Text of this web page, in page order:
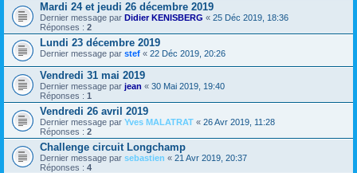
Mardi 24 et jeudi 26 décembre 2019
Dernier message par Didier KENISBERG « 25 Déc 2019, 18:36
Réponses : 2
Lundi 23 décembre 2019
Dernier message par stef « 22 Déc 2019, 20:26
Vendredi 31 mai 2019
Dernier message par jean « 30 Mai 2019, 19:40
Réponses : 1
Vendredi 26 avril 2019
Dernier message par Yves MALATRAT « 26 Avr 2019, 11:28
Réponses : 2
Challenge circuit Longchamp
Dernier message par sebastien « 21 Avr 2019, 20:37
Réponses : 4